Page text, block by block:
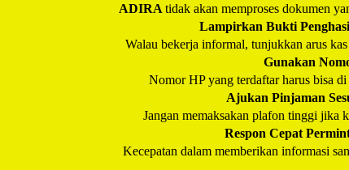
ADIRA tidak akan memproses dokumen
Lampirkan Bukti
Walau bekerja informal, tunjukkan arus
Gunakan
Nomor HP yang terdaftar harus bisa
Ajukan Pinjaman
Jangan memaksakan plafon tinggi jika
Respon Cepat
Kecepatan dalam memberikan informasi